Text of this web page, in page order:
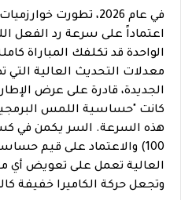
في عام 2026، تطورت
اعتماداً على سرعة رد الفعل
الجديدة، قادرة على عرض
كانت "حساسية اللمس
100) والاعتماد على قيم
العالية تعمل على تعويض أي
وتجعل حركة الكاميرا خفيفة